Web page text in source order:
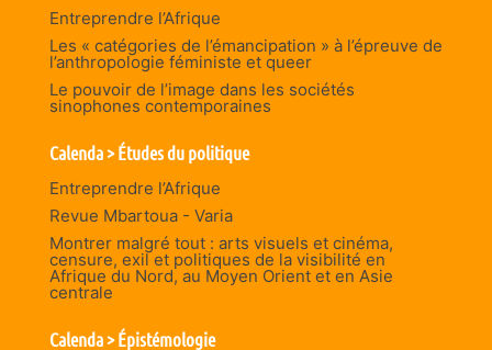
Entreprendre l’Afrique
Les « catégories de l’émancipation » à l’épreuve de
l’anthropologie féministe et queer
Le pouvoir de l’image dans les sociétés
sinophones contemporaines
Calenda > Études du politique
Entreprendre l’Afrique
Revue Mbartoua - Varia
Montrer malgré tout : arts visuels et cinéma,
censure, exil et politiques de la visibilité en
Afrique du Nord, au Moyen Orient et en Asie
centrale
Calenda > Épistémologie